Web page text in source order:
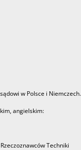
w Polsce i Niemczech.
angielskim:
Techniki